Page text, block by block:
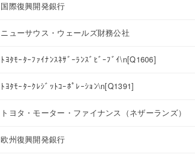
国際復興開発銀行
ニューサウス・ウェールズ財務公社
ﾄﾖﾀﾓｰﾀｰﾌｧｲﾅﾝｽﾈｻﾞｰﾗﾝｽﾞﾋﾞｰﾌﾞｲ\n[Q1606]
ﾄﾖﾀﾓｰﾀｰｸﾚｼﾞｯﾄｺｰﾎﾟﾚｰｼｮﾝ\n[Q1391]
トヨタ・モーター・ファイナンス（ネザーランズ）
欧州復興開発銀行